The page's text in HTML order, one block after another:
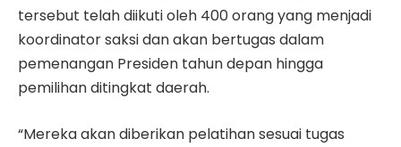
tersebut telah diikuti oleh 400 orang yang menjadi
koordinator saksi dan akan bertugas dalam
pemenangan Presiden tahun depan hingga
pemilihan ditingkat daerah.
“Mereka akan diberikan pelatihan sesuai tugas